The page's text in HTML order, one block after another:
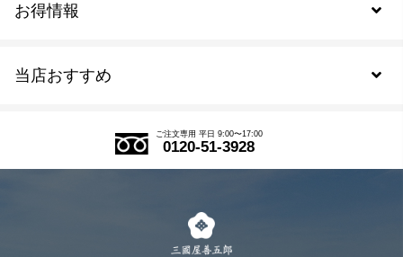
当店おすすめ
式部の香りシリーズ
お得情報
会員規約について
ご注文専用 平日 9:00〜17:00
0120-51-3928